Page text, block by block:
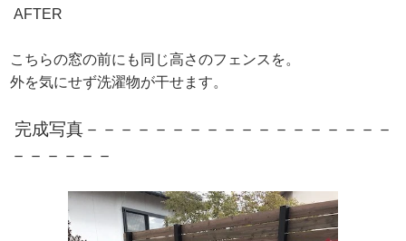
AFTER
こちらの窓の前にも同じ高さのフェンスを。
外を気にせず洗濯物が干せます。
完成写真－－－－－－－－－－－－－－－－－－
－－－－－－